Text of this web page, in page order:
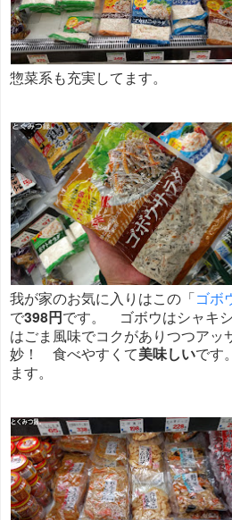
惣菜系も充実してます。
我が家のお気に入りはこの「ゴボ
で398円です。 ゴボウはシャキ
はごま風味でコクがありつつアッ
妙！ 食べやすくて美味しいです
ます。